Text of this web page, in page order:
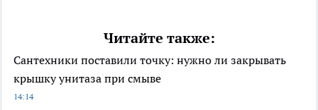
Читайте также:
Сантехники поставили точку: нужно ли закрывать
крышку унитаза при смыве
14:14